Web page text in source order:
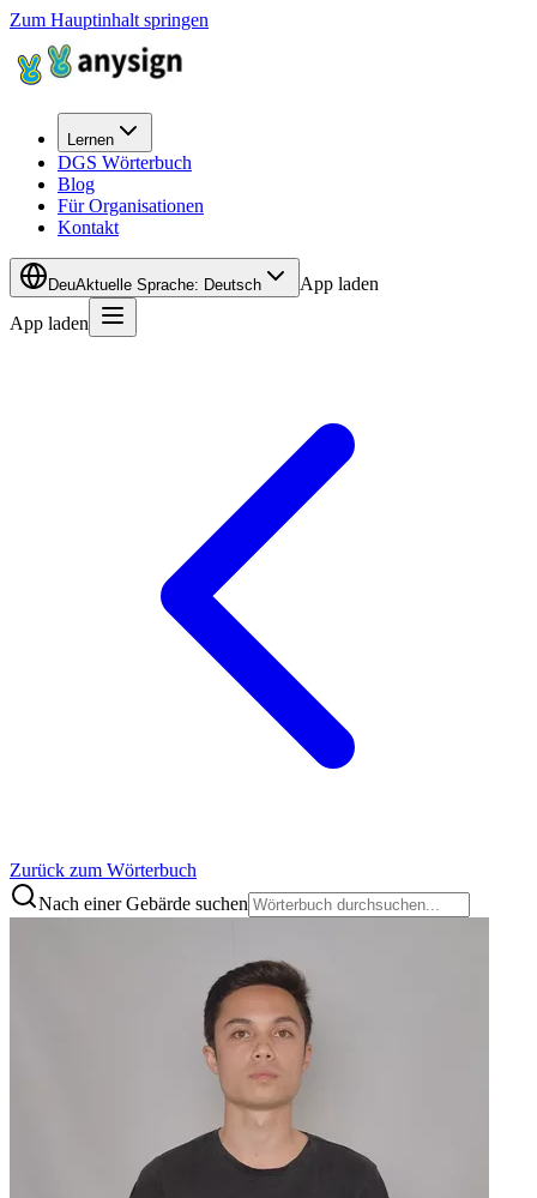
Zum Hauptinhalt springen
Lernen
DGS Wörterbuch
Blog
Für Organisationen
Kontakt
DeuAktuelle Sprache: Deutsch
App laden
App laden
Zurück zum Wörterbuch
Nach einer Gebärde suchen